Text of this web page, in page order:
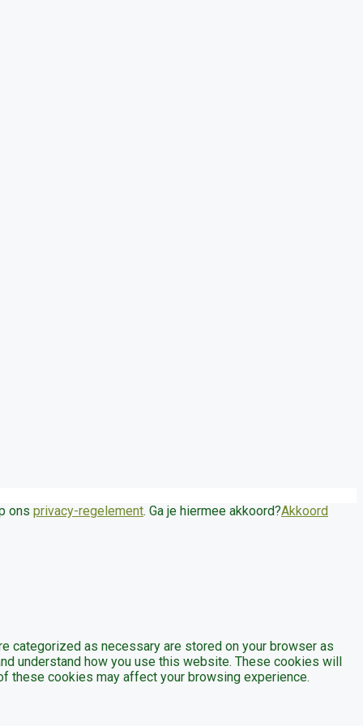
ons privacy-regelement. Ga je hiermee akkoord?Akkoord
categorized as necessary are stored on your browser as
understand how you use this website. These cookies will
these cookies may affect your browsing experience.